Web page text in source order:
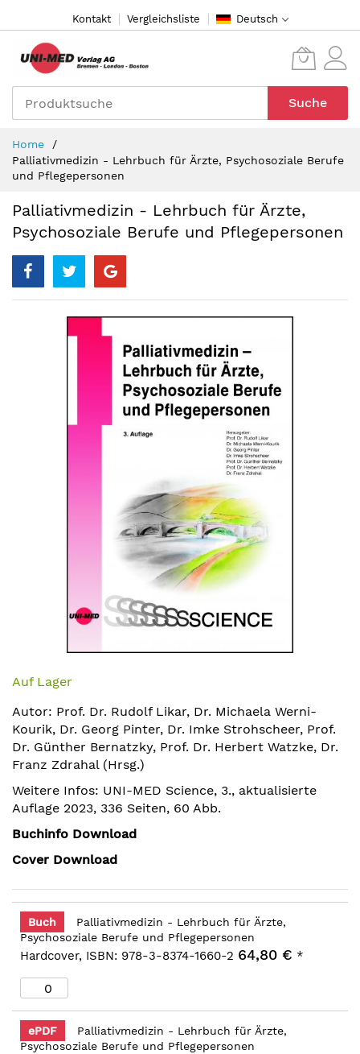
Inhalt
Kontakt Vergleichsliste Deutsch
Suche
Home
Palliativmedizin - Lehrbuch für Ärzte, Psychosoziale Berufe
und Pflegepersonen
Palliativmedizin - Lehrbuch für Ärzte,
Psychosoziale Berufe und Pflegepersonen
Anfang
Bildergalerie
springen
Auf Lager
Autor: Prof. Dr. Rudolf Likar, Dr. Michaela Werni-
Kourik, Dr. Georg Pinter, Dr. Imke Strohscheer, Prof.
Dr. Günther Bernatzky, Prof. Dr. Herbert Watzke, Dr.
Franz Zdrahal (Hrsg.)
Weitere Infos: UNI-MED Science, 3., aktualisierte
Auflage 2023, 336 Seiten, 60 Abb.
Buchinfo Download
Cover Download
Buch
Palliativmedizin - Lehrbuch für Ärzte,
Psychosoziale Berufe und Pflegepersonen
Hardcover, ISBN: 978-3-8374-1660-2 64,80 € *
ePDF
Palliativmedizin - Lehrbuch für Ärzte,
Psychosoziale Berufe und Pflegepersonen